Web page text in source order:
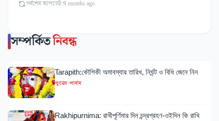
সর্বশেষ আপডেট:9 months ago
সম্পর্কিতনিবন্ধ
Tarapith:কৌশিকী অমাবস্যার তারিখ, নির্ঘন্ট ও বিধি জেনে নিন
পুজো পার্বন
Rakhipurnima: রাখীপূর্ণিমার দিন চন্দ্রগ্রহণ-ওইদিন কি রাখি